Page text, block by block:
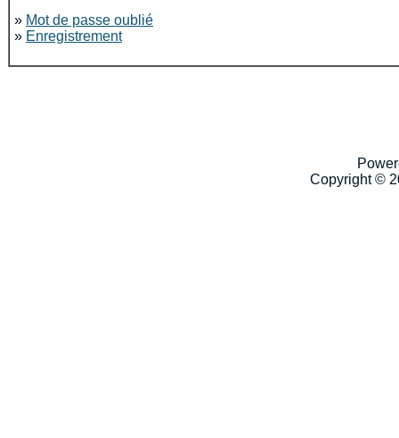
» Mot de passe oublié
» Enregistrement
Copyright ©